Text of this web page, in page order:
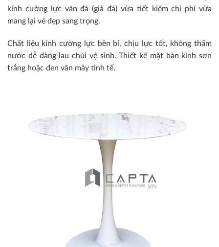
kính cường lực vân đá (giả đá) vừa tiết kiệm chi phí vừa
mang lại vẻ đẹp sang trọng.
Chất liệu kính cường lực bền bỉ, chịu lực tốt, không thấm
nước dễ dàng lau chùi vệ sinh. Thiết kế mặt bàn kính sơn
trắng hoặc đen vân mây tinh tế.